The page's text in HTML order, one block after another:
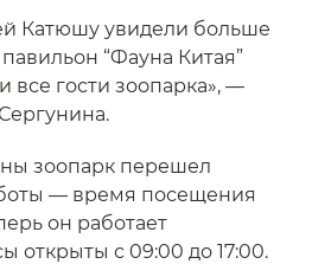
Катюшу увидели больше
“Фауна Китая”
все гости зоопарка», —
зоопарк перешел
— время посещения
он работает
открыты с 09:00 до 17:00.